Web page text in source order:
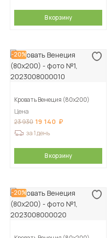
В корзину
-20%
Кровать Венеция (80х200)
Цена
23 930 19 140
за 1 день
В корзину
-20%